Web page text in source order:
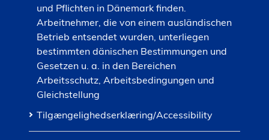
und Pflichten in Dänemark finden.
Arbeitnehmer, die von einem ausländischen
Betrieb entsendet wurden, unterliegen
bestimmten dänischen Bestimmungen und
Gesetzen u. a. in den Bereichen
Arbeitsschutz, Arbeitsbedingungen und
Gleichstellung
Tilgængelighedserklæring/Accessibility